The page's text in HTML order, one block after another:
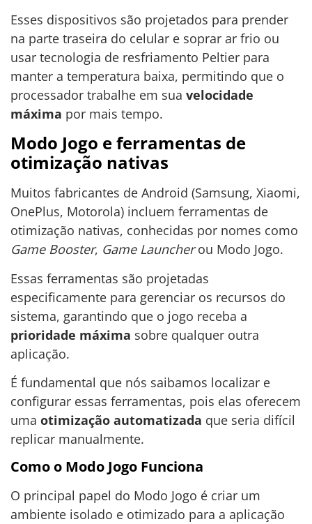
Esses dispositivos são projetados para prender
na parte traseira do celular e soprar ar frio ou
usar tecnologia de resfriamento Peltier para
manter a temperatura baixa, permitindo que o
processador trabalhe em sua velocidade
máxima por mais tempo.
Modo Jogo e ferramentas de
otimização nativas
Muitos fabricantes de Android (Samsung, Xiaomi,
OnePlus, Motorola) incluem ferramentas de
otimização nativas, conhecidas por nomes como
Game Booster, Game Launcherou Modo Jogo.
Essas ferramentas são projetadas
especificamente para gerenciar os recursos do
sistema, garantindo que o jogo receba a
prioridade máxima sobre qualquer outra
aplicação.
É fundamental que nós saibamos localizar e
configurar essas ferramentas, pois elas oferecem
uma otimização automatizada que seria difícil
replicar manualmente.
Como o Modo Jogo Funciona
O principal papel do Modo Jogo é criar um
ambiente isolado e otimizado para a aplicação